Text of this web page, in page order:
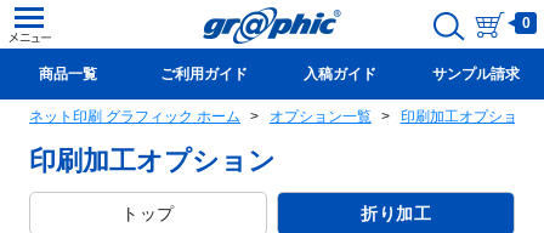
0
商品一覧 ご利用ガイド 入稿ガイド サンプル請求
新規会員登録(無料)
ネット印刷 グラフィック ホーム オプション一覧 印刷加工オプション
印刷加工オプション
トップ 折り加工